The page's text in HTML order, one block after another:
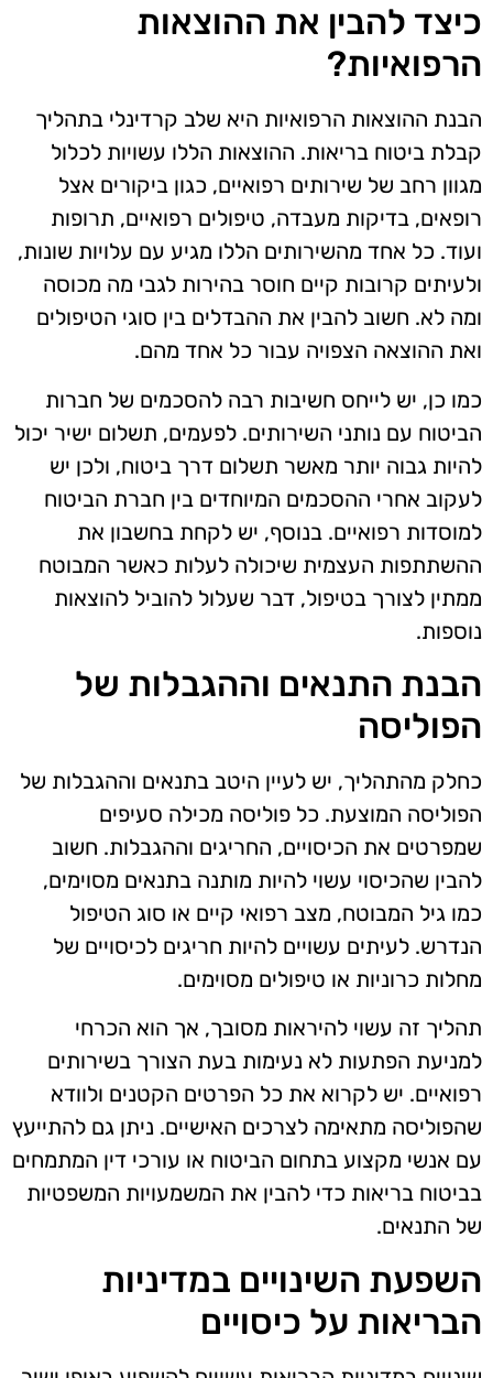
כיצד להבין את ההוצאות
הרפואיות?
הבנת ההוצאות הרפואיות היא שלב קרדינלי בתהליך
קבלת ביטוח בריאות. ההוצאות הללו עשויות לכלול
מגוון רחב של שירותים רפואיים, כגון ביקורים אצל
רופאים, בדיקות מעבדה, טיפולים רפואיים, תרופות
ועוד. כל אחד מהשירותים הללו מגיע עם עלויות שונות,
ולעיתים קרובות קיים חוסר בהירות לגבי מה מכוסה
ומה לא. חשוב להבין את ההבדלים בין סוגי הטיפולים
ואת ההוצאה הצפויה עבור כל אחד מהם.
כמו כן, יש לייחס חשיבות רבה להסכמים של חברות
הביטוח עם נותני השירותים. לפעמים, תשלום ישיר יכול
להיות גבוה יותר מאשר תשלום דרך ביטוח, ולכן יש
לעקוב אחרי ההסכמים המיוחדים בין חברת הביטוח
למוסדות רפואיים. בנוסף, יש לקחת בחשבון את
ההשתתפות העצמית שיכולה לעלות כאשר המבוטח
ממתין לצורך בטיפול, דבר שעלול להוביל להוצאות
נוספות.
הבנת התנאים וההגבלות של
הפוליסה
כחלק מהתהליך, יש לעיין היטב בתנאים וההגבלות של
הפוליסה המוצעת. כל פוליסה מכילה סעיפים
שמפרטים את הכיסויים, החריגים וההגבלות. חשוב
להבין שהכיסוי עשוי להיות מותנה בתנאים מסוימים,
כמו גיל המבוטח, מצב רפואי קיים או סוג הטיפול
הנדרש. לעיתים עשויים להיות חריגים לכיסויים של
מחלות כרוניות או טיפולים מסוימים.
תהליך זה עשוי להיראות מסובך, אך הוא הכרחי
למניעת הפתעות לא נעימות בעת הצורך בשירותים
רפואיים. יש לקרוא את כל הפרטים הקטנים ולוודא
שהפוליסה מתאימה לצרכים האישיים. ניתן גם להתייעץ
עם אנשי מקצוע בתחום הביטוח או עורכי דין המתמחים
בביטוח בריאות כדי להבין את המשמעויות המשפטיות
של התנאים.
השפעת השינויים במדיניות
הבריאות על כיסויים